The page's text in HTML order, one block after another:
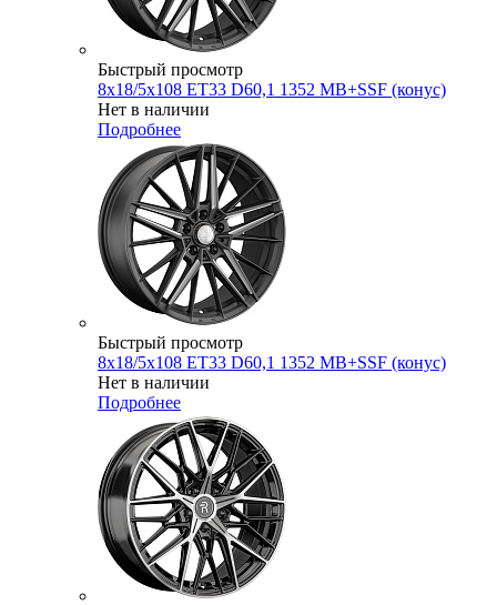
Быстрый просмотр
8x18/5x108 ET33 D60,1 1352 MB+SSF (конус)
Нет в наличии
Подробнее
Быстрый просмотр
8x18/5x108 ET33 D60,1 1352 MB+SSF (конус)
Нет в наличии
Подробнее